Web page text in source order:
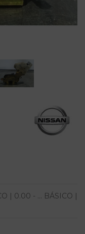
| 0.00 - ... BÁSICO |